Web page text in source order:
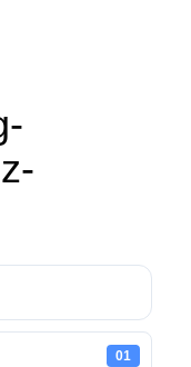
01